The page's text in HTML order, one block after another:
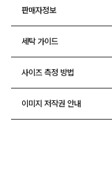
판매자정보
세탁 가이드
사이즈 측정 방법
이미지 저작권 안내